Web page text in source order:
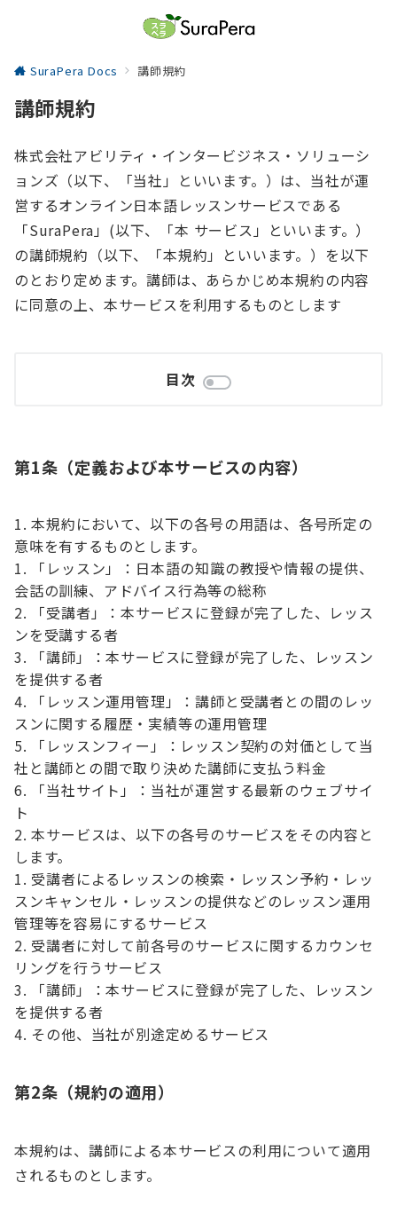
SuraPera Docs 講師規約
講師規約
株式会社アビリティ・インタービジネス・ソリューシ
ョンズ（以下、「当社」といいます。）は、当社が運
営するオンライン日本語レッスンサービスである
「SuraPera」(以下、「本 サービス」といいます。）
の講師規約（以下、「本規約」といいます。）を以下
のとおり定めます。講師は、あらかじめ本規約の内容
に同意の上、本サービスを利用するものとします
目次
第1条（定義および本サービスの内容）
本規約において、以下の各号の用語は、各号所定の
意味を有するものとします。
「レッスン」：日本語の知識の教授や情報の提供、
会話の訓練、アドバイス行為等の総称
「受講者」：本サービスに登録が完了した、レッス
ンを受講する者
「講師」：本サービスに登録が完了した、レッスン
を提供する者
「レッスン運用管理」：講師と受講者との間のレッ
スンに関する履歴・実績等の運用管理
「レッスンフィー」：レッスン契約の対価として当
社と講師との間で取り決めた講師に支払う料金
「当社サイト」：当社が運営する最新のウェブサイ
ト
本サービスは、以下の各号のサービスをその内容と
します。
受講者によるレッスンの検索・レッスン予約・レッ
スンキャンセル・レッスンの提供などのレッスン運用
管理等を容易にするサービス
受講者に対して前各号のサービスに関するカウンセ
リングを行うサービス
「講師」：本サービスに登録が完了した、レッスン
を提供する者
その他、当社が別途定めるサービス
第2条（規約の適用）
本規約は、講師による本サービスの利用について適用
されるものとします。